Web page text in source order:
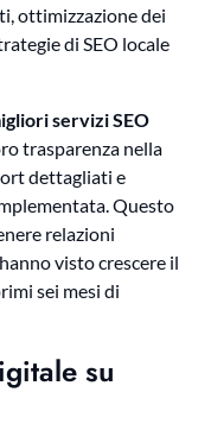
ottimizzazione dei
di SEO locale
servizi SEO
trasparenza nella
dettagliati e
Questo
relazioni
visto crescere il
sei mesi di
su